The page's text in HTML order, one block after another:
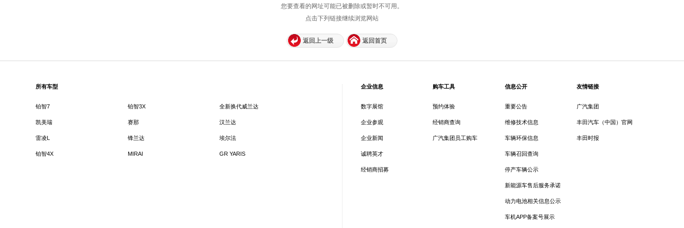
您要查看的网址可能已被删除或暂时不可用。
点击下列链接继续浏览网站
返回上一级 返回首页
所有车型
铂智7 铂智3X 全新换代威兰达
凯美瑞 赛那 汉兰达
雷凌L 锋兰达 埃尔法
铂智4X MIRAI GR YARIS
企业信息
数字展馆
企业参观
企业新闻
诚聘英才
经销商招募
购车工具
预约体验
经销商查询
广汽集团员工购车
信息公开
重要公告
维修技术信息
车辆环保信息
车辆召回查询
停产车辆公示
新能源车售后服务承诺
动力电池相关信息公示
车机APP备案号展示
友情链接
广汽集团
丰田汽车（中国）官网
丰田时报